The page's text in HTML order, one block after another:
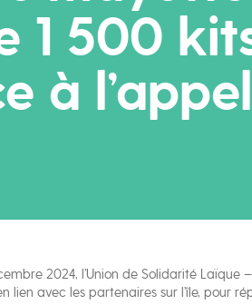
1 500
à
2024, l’Union de Solidarité
avec les partenaires sur l’île, pour